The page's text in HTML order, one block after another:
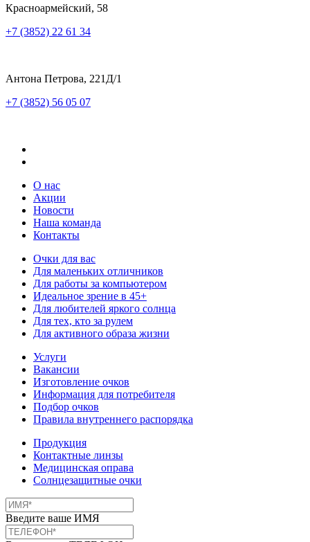
Красноармейский, 58
+7 (3852) 22 61 34
Антона Петрова, 221Д/1
+7 (3852) 56 05 07
О нас
Акции
Новости
Наша команда
Контакты
Очки для вас
Для маленьких отличников
Для работы за компьютером
Идеальное зрение в 45+
Для любителей яркого солнца
Для тех, кто за рулем
Для активного образа жизни
Услуги
Вакансии
Изготовление очков
Информация для потребителя
Подбор очков
Правила внутреннего распорядка
Продукция
Контактные линзы
Медицинская оправа
Солнцезащитные очки
Введите ваше ИМЯ